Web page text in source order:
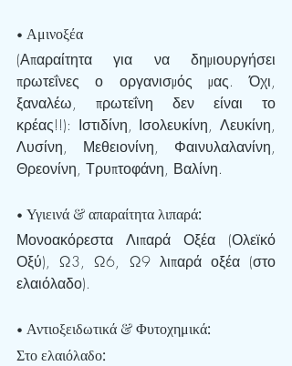
• Αμινοξέα
(Απαραίτητα για να δημιουργήσει
πρωτεΐνες ο οργανισμός μας. Όχι,
ξαναλέω, πρωτεΐνη δεν είναι το
κρέας!!): Ιστιδίνη, Ισολευκίνη, Λευκίνη,
Λυσίνη, Μεθειονίνη, Φαινυλαλανίνη,
Θρεονίνη, Τρυπτοφάνη, Βαλίνη.
• Υγιεινά & απαραίτητα λιπαρά:
Μονοακόρεστα Λιπαρά Οξέα (Ολεϊκό
Οξύ), Ω3, Ω6, Ω9 λιπαρά οξέα (στο
ελαιόλαδο).
• Αντιοξειδωτικά & Φυτοχημικά:
Στο ελαιόλαδο: